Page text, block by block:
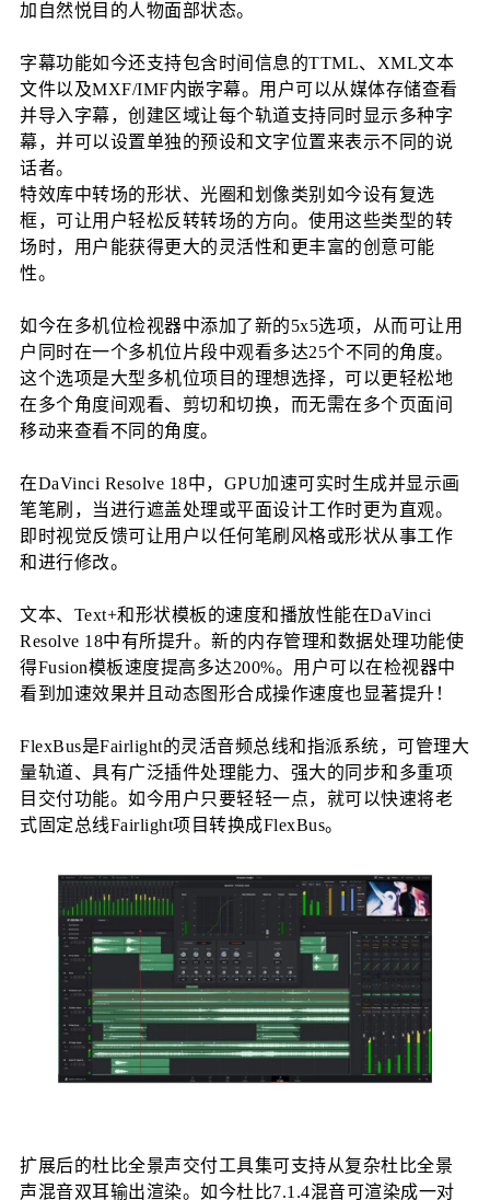
加自然悦目的人物面部状态。
字幕功能如今还支持包含时间信息的TTML、XML文本
文件以及MXF/IMF内嵌字幕。用户可以从媒体存储查看
并导入字幕，创建区域让每个轨道支持同时显示多种字
幕，并可以设置单独的预设和文字位置来表示不同的说
话者。
特效库中转场的形状、光圈和划像类别如今设有复选
框，可让用户轻松反转转场的方向。使用这些类型的转
场时，用户能获得更大的灵活性和更丰富的创意可能
性。
如今在多机位检视器中添加了新的5x5选项，从而可让用
户同时在一个多机位片段中观看多达25个不同的角度。
这个选项是大型多机位项目的理想选择，可以更轻松地
在多个角度间观看、剪切和切换，而无需在多个页面间
移动来查看不同的角度。
在DaVinci Resolve 18中，GPU加速可实时生成并显示画
笔笔刷，当进行遮盖处理或平面设计工作时更为直观。
即时视觉反馈可让用户以任何笔刷风格或形状从事工作
和进行修改。
文本、Text+和形状模板的速度和播放性能在DaVinci
Resolve 18中有所提升。新的内存管理和数据处理功能使
得Fusion模板速度提高多达200%。用户可以在检视器中
看到加速效果并且动态图形合成操作速度也显著提升！
FlexBus是Fairlight的灵活音频总线和指派系统，可管理大
量轨道、具有广泛插件处理能力、强大的同步和多重项
目交付功能。如今用户只要轻轻一点，就可以快速将老
式固定总线Fairlight项目转换成FlexBus。
扩展后的杜比全景声交付工具集可支持从复杂杜比全景
声混音双耳输出渲染。如今杜比7.1.4混音可渲染成一对